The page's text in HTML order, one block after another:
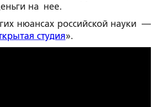
на нее.
нюансах российской науки —
студия».